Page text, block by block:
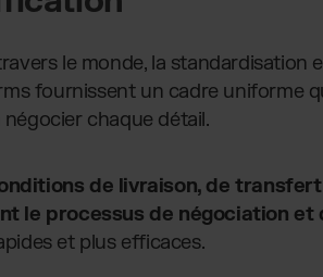
le monde, la standardisation
fournissent un cadre uniforme
chaque détail.
de livraison, de
le processus de négociation et
et plus efficaces.